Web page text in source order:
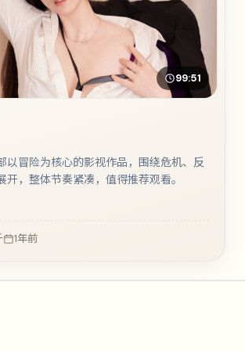
99:51
以冒险为核心的影视作品，围绕危机、反
开，整体节奏紧凑，值得推荐观看。
1年前